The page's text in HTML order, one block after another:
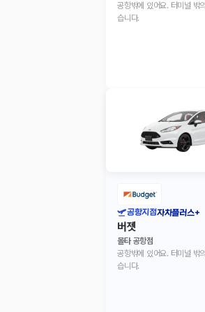
공항밖에 있어요. 터미널 밖
습니다.
공항지점자차플러스+
버젯
몰타 공항점
공항밖에 있어요. 터미널 밖
습니다.